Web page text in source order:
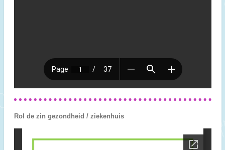
Rol de zin gezondheid / ziekenhuis